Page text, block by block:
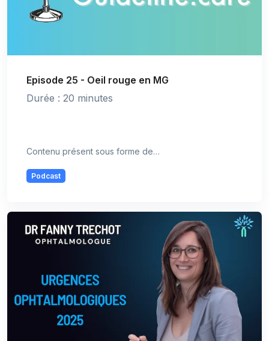
Episode 25 - Oeil rouge en MG
Durée : 20 minutes
Contenu présent sous forme de…
Podcast